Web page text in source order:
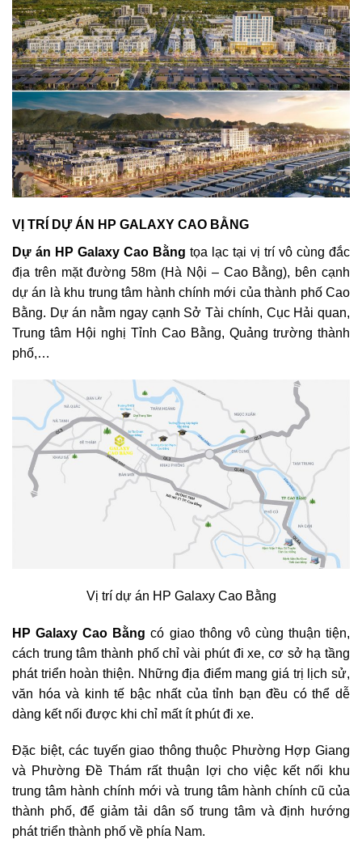
VỊ TRÍ DỰ ÁN HP GALAXY CAO BẰNG
Dự án HP Galaxy Cao Bằng tọa lạc tại vị trí vô cùng đắc
địa trên mặt đường 58m (Hà Nội – Cao Bằng), bên cạnh
dự án là khu trung tâm hành chính mới của thành phố Cao
Bằng. Dự án nằm ngay cạnh Sở Tài chính, Cục Hải quan,
Trung tâm Hội nghị Tỉnh Cao Bằng, Quảng trường thành
phố,…
Vị trí dự án HP Galaxy Cao Bằng
HP Galaxy Cao Bằng có giao thông vô cùng thuận tiện,
cách trung tâm thành phố chỉ vài phút đi xe, cơ sở hạ tầng
phát triển hoàn thiện. Những địa điểm mang giá trị lịch sử,
văn hóa và kinh tế bậc nhất của tỉnh bạn đều có thể dễ
dàng kết nối được khi chỉ mất ít phút đi xe.
Đặc biệt, các tuyến giao thông thuộc Phường Hợp Giang
và Phường Đề Thám rất thuận lợi cho việc kết nối khu
trung tâm hành chính mới và trung tâm hành chính cũ của
thành phố, để giảm tải dân số trung tâm và định hướng
phát triển thành phố về phía Nam.